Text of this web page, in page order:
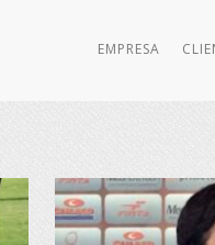
EMPRESA